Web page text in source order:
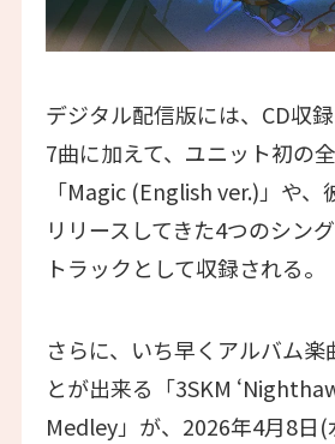
デジタル配信版には、CD収
7曲に加えて、ユニット初の
「Magic (English ver.)」や
リリースしてきた4つのシン
トラックとして収録される。
さらに、いち早くアルバム楽
とが出来る「3SKM
Medley」が、2026年4月8日(